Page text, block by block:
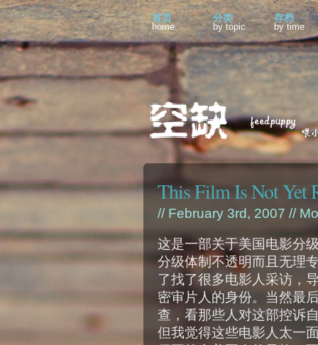
首页
home
分类
by topic
存档
by time
This Film Is Not Yet
// February 3rd, 2007 //
这是一部关于美国电影分
分级体制不透明而且无理
了找了很多电影人采访，
密审片人的身份。当然最
查，看那些人对这部控诉
但我觉得这些电影人太一